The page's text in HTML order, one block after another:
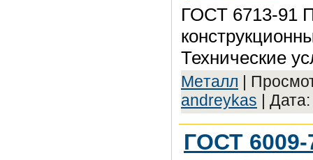
ГОСТ 6713-91
Технические
Meтaлл |
andreykas |
ГОСТ 6009-